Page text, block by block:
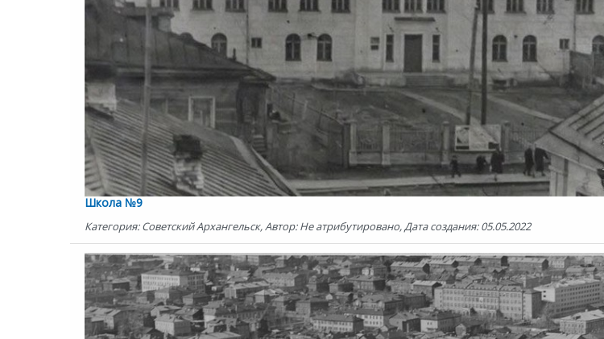
Школа №9
Категория: Советский Архангельск, Автор: Не атрибутировано, Дата создания: 05.05.2022